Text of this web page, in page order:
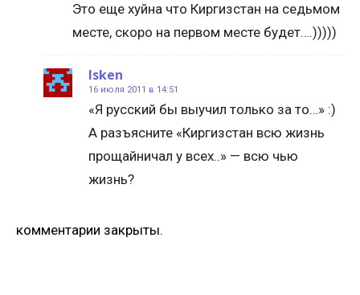
Это еще хуйна что Киргизстан на седьмом
месте, скоро на первом месте будет….)))))
Isken
16 июля 2011 в 14:51
«Я русский бы выучил только за то…» :)
А разъясните «Киргизстан всю жизнь
прощайничал у всех..» — всю чью
жизнь?
комментарии закрыты.